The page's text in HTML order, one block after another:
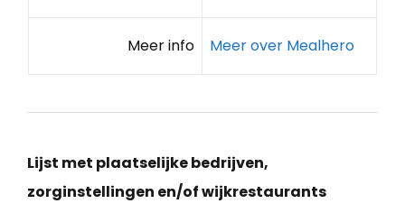
Meer info Meer over Mealhero
Lijst met plaatselijke bedrijven,
zorginstellingen en/of wijkrestaurants